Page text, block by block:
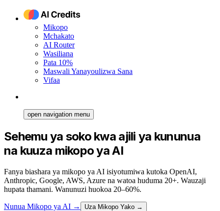
Mikopo
Mchakato
AI Router
Wasiliana
Pata 10%
Maswali Yanayoulizwa Sana
Vifaa
open navigation menu
Sehemu ya soko kwa ajili ya kununua
na kuuza mikopo ya AI
Fanya biashara ya mikopo ya AI isiyotumiwa kutoka OpenAI,
Anthropic, Google, AWS, Azure na watoa huduma 20+. Wauzaji
hupata thamani. Wanunuzi huokoa 20–60%.
Nunua Mikopo ya AI → Uza Mikopo Yako →